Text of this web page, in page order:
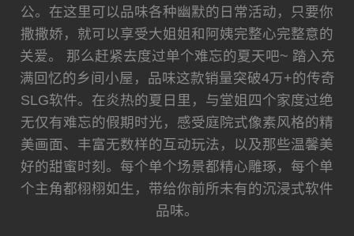
公。在这里可以品味各种幽默的日常活动，只要你
撒撒娇，就可以享受大姐姐和阿姨完整心完整意的
关爱。 那么赶紧去度过单个难忘的夏天吧~ 踏入充
满回忆的乡间小屋，品味这款销量突破4万+的传奇
SLG软件。在炎热的夏日里，与堂姐四个家度过绝
无仅有难忘的假期时光，感受庭院式像素风格的精
美画面、丰富无数样的互动玩法，以及那些温馨美
好的甜蜜时刻。每个单个场景都精心雕琢，每个单
个主角都栩栩如生，带给你前所未有的沉浸式软件
品味。